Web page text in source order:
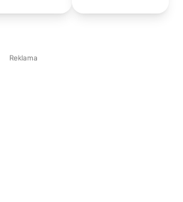
Reklama